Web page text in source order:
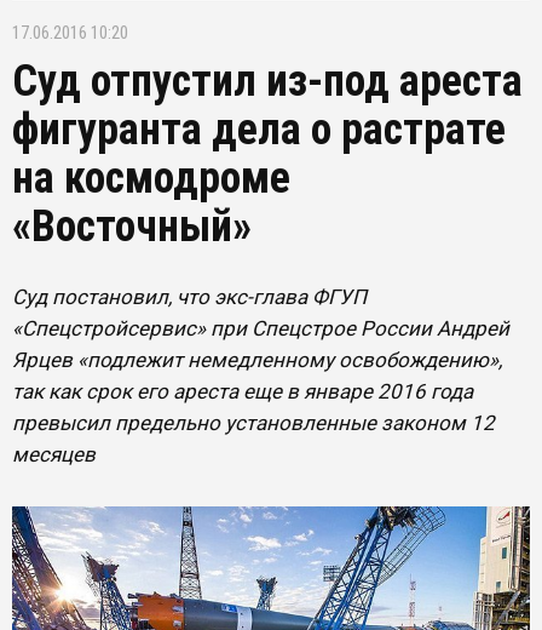
17.06.2016 10:20
Суд отпустил из-под ареста
фигуранта дела о растрате
на космодроме
«Восточный»
Суд постановил, что экс-глава ФГУП
«Спецстройсервис» при Спецстрое России Андрей
Ярцев «подлежит немедленному освобождению»,
так как срок его ареста еще в январе 2016 года
превысил предельно установленные законом 12
месяцев